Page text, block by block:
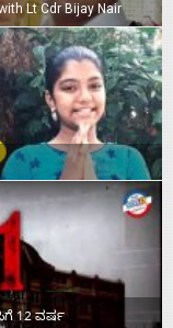
Lt Cdr Bijay Nair
12 ವರ್ಷ